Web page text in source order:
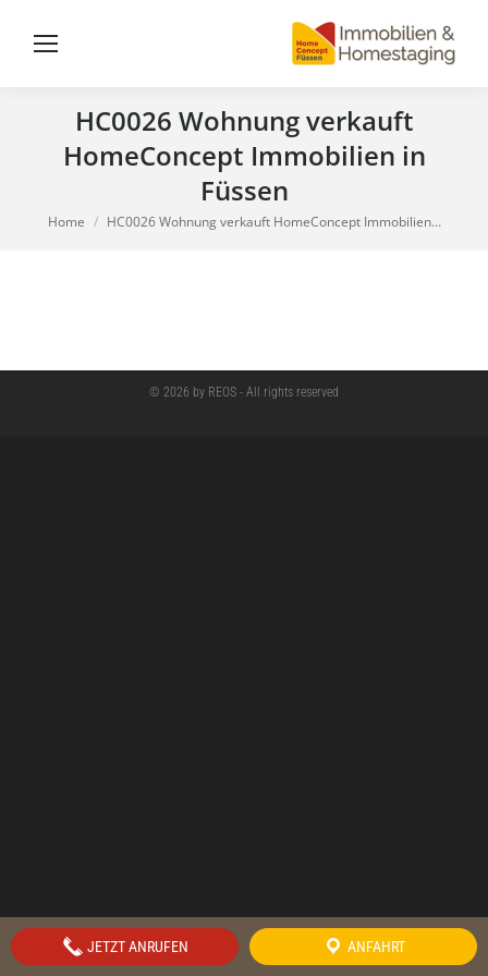
HC0026 Wohnung verkauft
HomeConcept Immobilien in
Füssen
You are here:
Home HC0026 Wohnung verkauft HomeConcept Immobilien…
© 2026 by REOS - All rights reserved
JETZT ANRUFEN ANFAHRT